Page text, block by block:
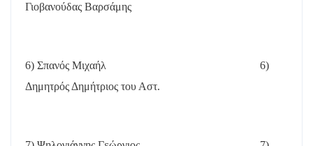
Γιοβανούδας Βαρσάμης
6) Σπανός Μιχαήλ
6)
Δημητρός Δημήτριος του Αστ.